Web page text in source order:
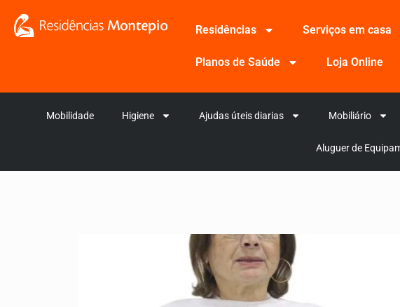
Residências Serviços em casa
Planos de Saúde Loja Online
Mobilidade Higiene Ajudas úteis diarias Mobiliário
Aluguer de